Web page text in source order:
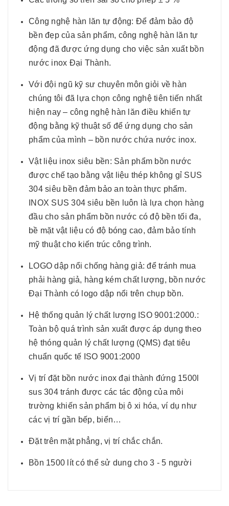
Công nghệ hàn lăn tự động: Để đảm bảo độ
bền đẹp của sản phẩm, công nghệ hàn lăn tự
động đã được ứng dụng cho việc sản xuất bồn
nước inox Đại Thành.
Với đội ngũ kỹ sư chuyên môn giỏi về hàn
chúng tôi đã lựa chọn công nghệ tiên tiến nhất
hiện nay – công nghệ hàn lăn điều khiển tự
động bằng kỹ thuật số để ứng dụng cho sản
phẩm của mình – bồn nước chứa nước inox.
Vật liệu inox siêu bền: Sản phẩm bồn nước
được chế tạo bằng vật liệu thép không gỉ SUS
304 siêu bền đảm bảo an toàn thực phẩm.
INOX SUS 304 siêu bền luôn là lựa chọn hàng
đầu cho sản phẩm bồn nước có độ bền tối đa,
bề mặt vật liệu có độ bóng cao, đảm bảo tính
mỹ thuật cho kiến trúc công trình.
LOGO dập nổi chống hàng giả: để tránh mua
phải hàng giả, hàng kém chất lượng, bồn nước
Đại Thành có logo dập nổi trên chụp bồn.
Hệ thống quản lý chất lượng ISO 9001:2000.:
Toàn bộ quá trình sản xuất được áp dụng theo
hệ thóng quản lý chất lượng (QMS) đạt tiêu
chuẩn quốc tế ISO 9001:2000
Vị trí đặt bồn nước inox đại thành đứng 1500l
sus 304 tránh được các tác động của môi
trường khiến sản phẩm bị ô xi hóa, ví dụ như
các vị trí gần bếp, biển…
Đặt trên mặt phẳng, vị trí chắc chắn.
Bồn 1500 lít có thể sử dung cho 3 - 5 người